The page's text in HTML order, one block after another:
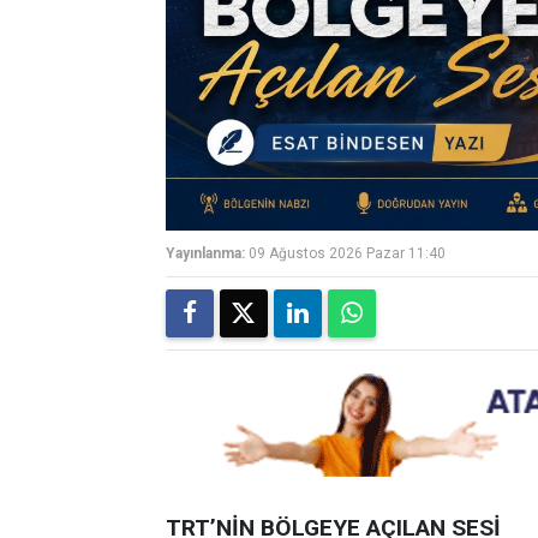
Yayınlanma: 09 Ağustos 2026 Pazar 11:40
TRT’NİN BÖLGEYE AÇILAN SESİ